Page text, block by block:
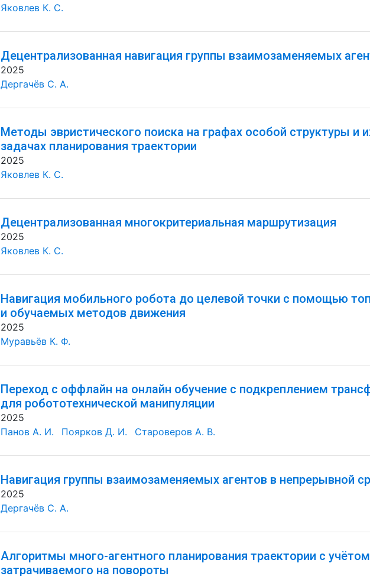
Яковлев К. С.
Децентрализованная навигация группы взаимозаменяемых
2025
Дергачёв С. А.
Методы эвристического поиска на графах особой структуры и
задачах планирования траектории
2025
Яковлев К. С.
Децентрализованная многокритериальная маршрутизация
2025
Яковлев К. С.
Навигация мобильного робота до целевой точки с помощью
и обучаемых методов движения
2025
Муравьёв К. Ф.
Переход с оффлайн на онлайн обучение с подкреплением
для робототехнической манипуляции
2025
Панов А. И.
Поярков Д. И. Староверов А. В.
Навигация группы взаимозаменяемых агентов в непрерывной
2025
Дергачёв С. А.
Алгоритмы много-агентного планирования траектории с
затрачиваемого на повороты